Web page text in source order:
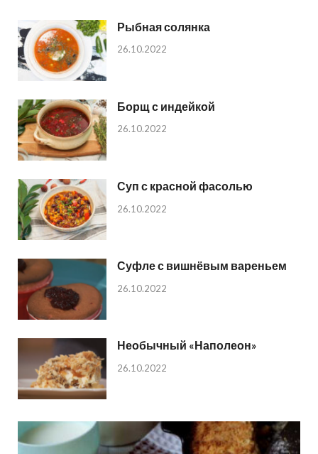
Рыбная солянка
26.10.2022
Борщ с индейкой
26.10.2022
Суп с красной фасолью
26.10.2022
Суфле с вишнёвым вареньем
26.10.2022
Необычный «Наполеон»
26.10.2022